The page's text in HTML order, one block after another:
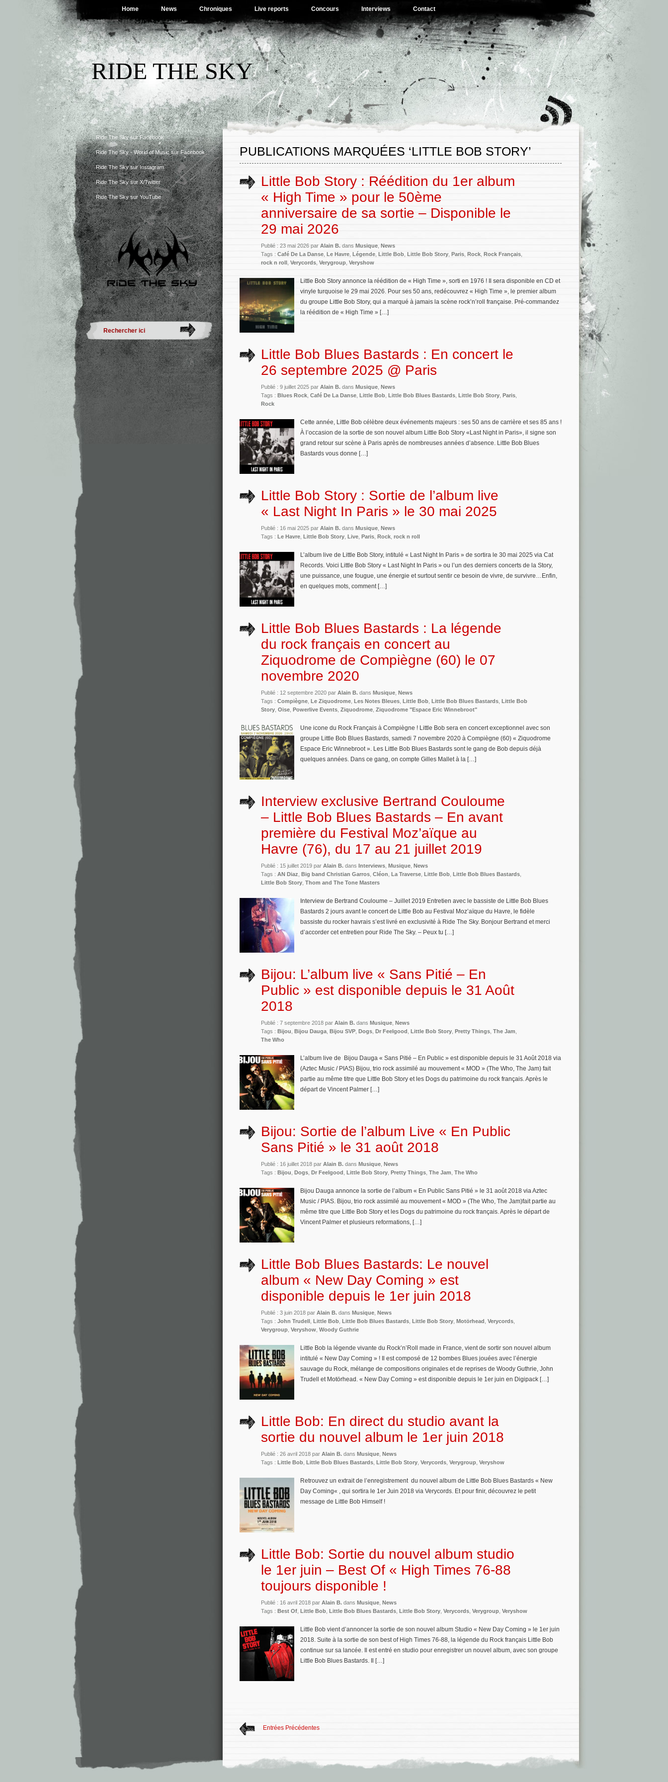
Home News Chroniques Live reports Concours Interviews Contact
RIDE THE SKY
Ride The Sky sur Facebook
Ride The Sky - World of Music sur Facebook
Ride The Sky sur Instagram
Ride The Sky sur X/Twitter
Ride The Sky sur YouTube
PUBLICATIONS MARQUÉES ‘LITTLE BOB STORY’
Little Bob Story : Réédition du 1er album
« High Time » pour le 50ème
anniversaire de sa sortie – Disponible le
29 mai 2026
Publié : 23 mai 2026 par Alain B. dans Musique News
Tags : Café De La Danse Le Havre Légende Little Bob Little Bob Story Paris Rock Rock Français
rock n roll Verycords Verygroup Veryshow
Little Bob Story annonce la réédition de « High Time », sorti en 1976 ! Il sera disponible en CD et
vinyle turquoise le 29 mai 2026. Pour ses 50 ans, redécouvrez « High Time », le premier album
du groupe Little Bob Story, qui a marqué à jamais la scène rock’n’roll française. Pré-commandez
la réédition de « High Time » […]
Little Bob Blues Bastards : En concert le
26 septembre 2025 @ Paris
Publié : 9 juillet 2025 par Alain B. dans Musique News
Tags : Blues Rock Café De La Danse Little Bob Little Bob Blues Bastards Little Bob Story Paris
Rock
Cette année, Little Bob célèbre deux événements majeurs : ses 50 ans de carrière et ses 85 ans !
À l’occasion de la sortie de son nouvel album Little Bob Story «Last Night in Paris», il signe son
grand retour sur scène à Paris après de nombreuses années d’absence. Little Bob Blues
Bastards vous donne […]
Little Bob Story : Sortie de l’album live
« Last Night In Paris » le 30 mai 2025
Publié : 16 mai 2025 par Alain B. dans Musique News
Tags : Le Havre Little Bob Story Live Paris Rock rock n roll
L’album live de Little Bob Story, intitulé « Last Night In Paris » de sortira le 30 mai 2025 via Cat
Records. Voici Little Bob Story « Last Night In Paris » ou l’un des derniers concerts de la Story,
une puissance, une fougue, une énergie et surtout sentir ce besoin de vivre, de survivre…Enfin,
en quelques mots, comment […]
Little Bob Blues Bastards : La légende
du rock français en concert au
Ziquodrome de Compiègne (60) le 07
novembre 2020
Publié : 12 septembre 2020 par Alain B. dans Musique News
Tags : Compiègne Le Ziquodrome Les Notes Bleues Little Bob Little Bob Blues Bastards Little Bob
Story Oise Powerlive Events Ziquodrome Ziquodrome "Espace Eric Winnebroot"
Une icone du Rock Français à Compiègne ! Little Bob sera en concert exceptionnel avec son
groupe Little Bob Blues Bastards, samedi 7 novembre 2020 à Compiègne (60) « Ziquodrome
Espace Eric Winnebroot ». Les Little Bob Blues Bastards sont le gang de Bob depuis déjà
quelques années. Dans ce gang, on compte Gilles Mallet à la […]
Interview exclusive Bertrand Couloume
– Little Bob Blues Bastards – En avant
première du Festival Moz’aïque au
Havre (76), du 17 au 21 juillet 2019
Publié : 15 juillet 2019 par Alain B. dans Interviews Musique News
Tags : AN Diaz Big band Christian Garros Cléon La Traverse Little Bob Little Bob Blues Bastards
Little Bob Story Thom and The Tone Masters
Interview de Bertrand Couloume – Juillet 2019 Entretien avec le bassiste de Little Bob Blues
Bastards 2 jours avant le concert de Little Bob au Festival Moz’aïque du Havre, le fidèle
bassiste du rocker havrais s’est livré en exclusivité à Ride The Sky. Bonjour Bertrand et merci
d’accorder cet entretien pour Ride The Sky. – Peux tu […]
Bijou: L’album live « Sans Pitié – En
Public » est disponible depuis le 31 Août
2018
Publié : 7 septembre 2018 par Alain B. dans Musique News
Tags : Bijou Bijou Dauga Bijou SVP Dogs Dr Feelgood Little Bob Story Pretty Things The Jam
The Who
L’album live de Bijou Dauga « Sans Pitié – En Public » est disponible depuis le 31 Août 2018 via
(Aztec Music / PIAS) Bijou, trio rock assimilé au mouvement « MOD » (The Who, The Jam) fait
partie au même titre que Little Bob Story et les Dogs du patrimoine du rock français. Après le
départ de Vincent Palmer […]
Bijou: Sortie de l’album Live « En Public
Sans Pitié » le 31 août 2018
Publié : 16 juillet 2018 par Alain B. dans Musique News
Tags : Bijou Dogs Dr Feelgood Little Bob Story Pretty Things The Jam The Who
Bijou Dauga annonce la sortie de l’album « En Public Sans Pitié » le 31 août 2018 via Aztec
Music / PIAS. Bijou, trio rock assimilé au mouvement « MOD » (The Who, The Jam)fait partie au
même titre que Little Bob Story et les Dogs du patrimoine du rock français. Après le départ de
Vincent Palmer et plusieurs reformations, […]
Little Bob Blues Bastards: Le nouvel
album « New Day Coming » est
disponible depuis le 1er juin 2018
Publié : 3 juin 2018 par Alain B. dans Musique News
Tags : John Trudell Little Bob Little Bob Blues Bastards Little Bob Story Motörhead Verycords
Verygroup Veryshow Woody Guthrie
Little Bob la légende vivante du Rock’n’Roll made in France, vient de sortir son nouvel album
intitulé « New Day Coming » ! Il est composé de 12 bombes Blues jouées avec l’énergie
sauvage du Rock, mélange de compositions originales et de reprises de Woody Guthrie, John
Trudell et Motörhead. « New Day Coming » est disponible depuis le 1er juin en Digipack […]
Little Bob: En direct du studio avant la
sortie du nouvel album le 1er juin 2018
Publié : 26 avril 2018 par Alain B. dans Musique News
Tags : Little Bob Little Bob Blues Bastards Little Bob Story Verycords Verygroup Veryshow
Retrouvez un extrait de l’enregistrement du nouvel album de Little Bob Blues Bastards « New
Day Coming« , qui sortira le 1er Juin 2018 via Verycords. Et pour finir, découvrez le petit
message de Little Bob Himself !
Little Bob: Sortie du nouvel album studio
le 1er juin – Best Of « High Times 76-88
toujours disponible !
Publié : 16 avril 2018 par Alain B. dans Musique News
Tags : Best Of Little Bob Little Bob Blues Bastards Little Bob Story Verycords Verygroup Veryshow
Little Bob vient d’annoncer la sortie de son nouvel album Studio « New Day Coming » le 1er juin
2018. Suite à la sortie de son best of High Times 76-88, la légende du Rock français Little Bob
continue sur sa lancée. Il est entré en studio pour enregistrer un nouvel album, avec son groupe
Little Bob Blues Bastards. Il […]
Entrées Précédentes